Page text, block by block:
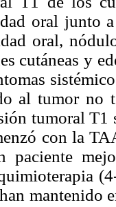
oral junto
oral,
cutáneas y
al tumor no
tumoral T1
con la
paciente
mantenido